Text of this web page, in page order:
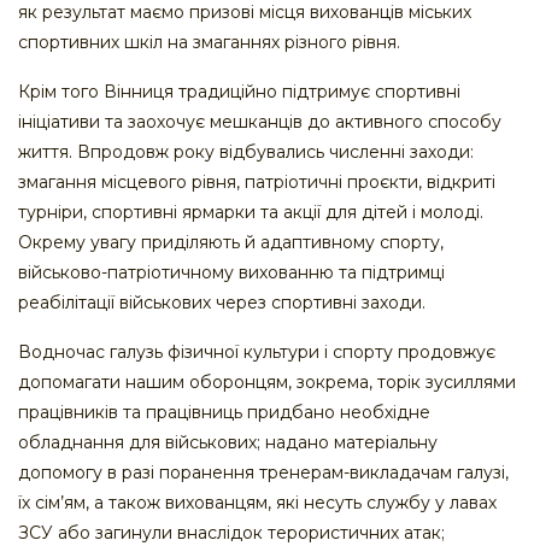
як результат маємо призові місця вихованців міських
спортивних шкіл на змаганнях різного рівня.
Крім того Вінниця традиційно підтримує спортивні
ініціативи та заохочує мешканців до активного способу
життя. Впродовж року відбувались численні заходи:
змагання місцевого рівня, патріотичні проєкти, відкриті
турніри, спортивні ярмарки та акції для дітей і молоді.
Окрему увагу приділяють й адаптивному спорту,
військово-патріотичному вихованню та підтримці
реабілітації військових через спортивні заходи.
Водночас галузь фізичної культури і спорту продовжує
допомагати нашим оборонцям, зокрема, торік зусиллями
працівників та працівниць придбано необхідне
обладнання для військових; надано матеріальну
допомогу в разі поранення тренерам-викладачам галузі,
їх сім’ям, а також вихованцям, які несуть службу у лавах
ЗСУ або загинули внаслідок терористичних атак;